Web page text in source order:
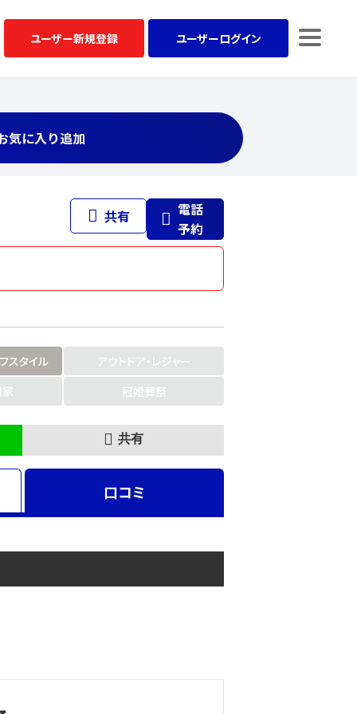
ユーザー新規登録 ユーザーログイン
気に入り追加
共有
電話
予約
スタイル
アウトドア・レジャー
冠婚葬祭
共有
口コミ